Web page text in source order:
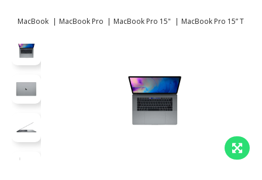
MacBook MacBook Pro MacBook Pro 15" MacBook Pro 15”